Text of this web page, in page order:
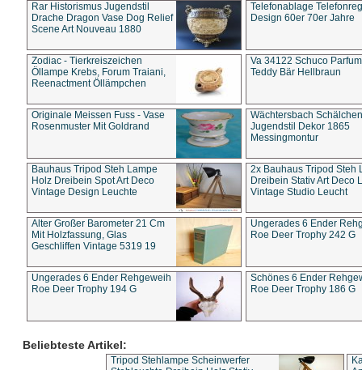
Rar Historismus Jugendstil
Drache Dragon Vase Dog Relief
Scene Art Nouveau 1880
Telefonablage
Design 60er 70er Jahre
Zodiac - Tierkreiszeichen
Öllampe Krebs, Forum Traiani,
Reenactment Öllämpchen
Va 34122 Schuco
Teddy Bär Hellbraun
Originale Meissen Fuss - Vase
Rosenmuster Mit Goldrand
Wächtersbach Schälchen
Jugendstil Dekor 1865
Messingmontur
Bauhaus Tripod Steh Lampe
Holz Dreibein Spot Art Deco
Vintage Design Leuchte
2x Bauhaus Tripod Steh
Dreibein Stativ Art Deco
Vintage Studio Leucht
Alter Großer Barometer 21 Cm
Mit Holzfassung, Glas
Geschliffen Vintage 5319 19
Ungerades 6 Ender
Roe Deer Trophy 242 G
Ungerades 6 Ender Rehgeweih
Roe Deer Trophy 194 G
Schönes 6 Ender
Roe Deer Trophy 186 G
Beliebteste Artikel:
Tripod Stehlampe Scheinwerfer